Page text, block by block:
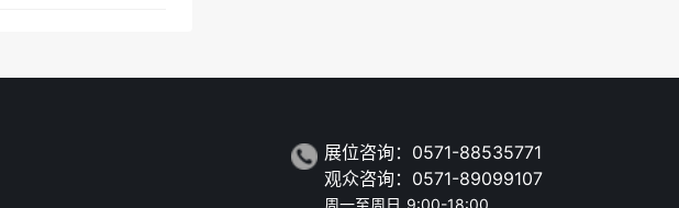
展位咨询：0571-88535771
观众咨询：0571-89099107
周一至周日 9:00-18:00